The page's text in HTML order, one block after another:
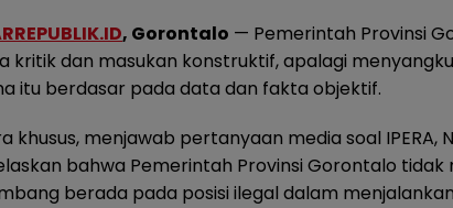
, Gorontalo — Pemerintah Provinsi
kritik dan masukan konstruktif, apalagi
itu berdasar pada data dan fakta objektif.
khusus, menjawab pertanyaan media soal IPERA,
bahwa Pemerintah Provinsi Gorontalo
berada pada posisi ilegal dalam